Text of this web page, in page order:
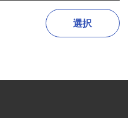
選択